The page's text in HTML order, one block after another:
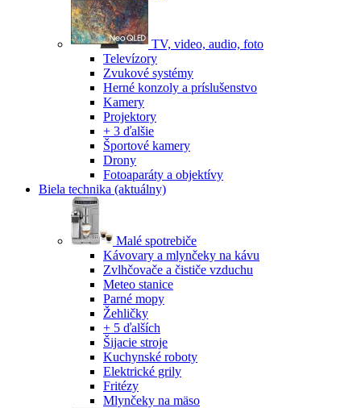
TV, video, audio, foto
Televízory
Zvukové systémy
Herné konzoly a príslušenstvo
Kamery
Projektory
+ 3 ďalšie
Športové kamery
Drony
Fotoaparáty a objektívy
Biela technika (aktuálny)
Malé spotrebiče
Kávovary a mlynčeky na kávu
Zvlhčovače a čističe vzduchu
Meteo stanice
Parné mopy
Žehličky
+ 5 ďalších
Šijacie stroje
Kuchynské roboty
Elektrické grily
Fritézy
Mlynčeky na mäso